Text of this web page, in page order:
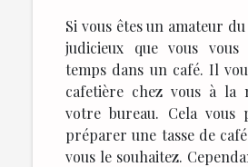
Si vous êtes un amateur
judicieux que vous
temps dans un café. Il
cafetière chez vous à la
votre bureau. Cela vous
préparer une tasse de
vous le souhaitez.